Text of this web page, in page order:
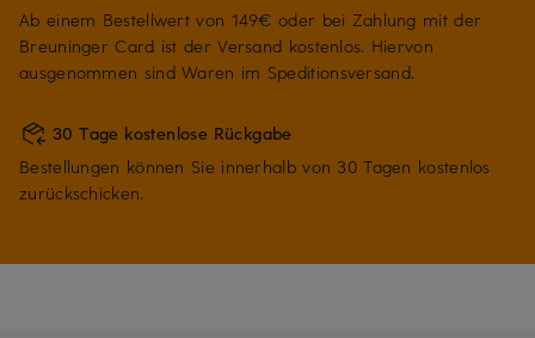
Ab einem Bestellwert von 149€ oder bei Zahlung mit der
Breuninger Card ist der Versand kostenlos. Hiervon
ausgenommen sind Waren im Speditionsversand.
30 Tage kostenlose Rückgabe
Bestellungen können Sie innerhalb von 30 Tagen kostenlos
zurückschicken.